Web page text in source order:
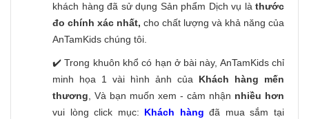
khách hàng đã sử dụng Sản phẩm Dịch vụ là thước
đo chính xác nhất, cho chất lượng và khả năng của
AnTamKids chúng tôi.
✔️ Trong khuôn khổ có hạn ở bài này, AnTamKids chỉ
minh họa 1 vài hình ảnh của Khách hàng mến
thương, Và bạn muốn xem - cảm nhận nhiều hơn
vui lòng click mục: Khách hàng đã mua sắm tại